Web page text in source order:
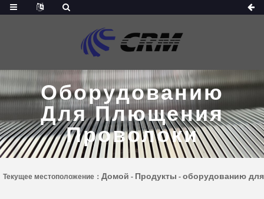
Оборудованию
Для Плющения
Проволоки
Текущее местоположение： Домой - Продукты - оборудованию для